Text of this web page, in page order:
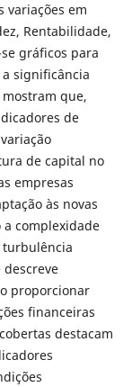
variações em
Rentabilidade,
gráficos para
significância
que,
de
de capital no
empresas
às novas
complexidade
proporcionar
financeiras
destacam